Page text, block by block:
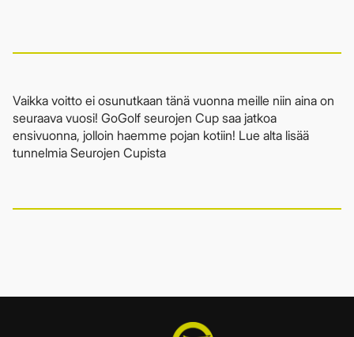
Vaikka voitto ei osunutkaan tänä vuonna meille niin aina on
seuraava vuosi! GoGolf seurojen Cup saa jatkoa
ensivuonna, jolloin haemme pojan kotiin! Lue alta lisää
tunnelmia Seurojen Cupista